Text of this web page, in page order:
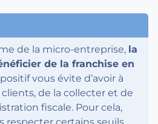
de la micro-entreprise, la
de la franchise en
vous évite d’avoir à
clients, de la collecter et de
fiscale. Pour cela,